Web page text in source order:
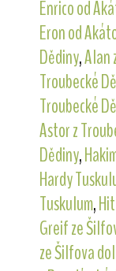
Enrico od
Eron od
Dědiny,Alan
Troubecké
Troubecké
Astor z
Dědiny,
Hardy
Tuskulum,
Greif ze
ze Šilfova